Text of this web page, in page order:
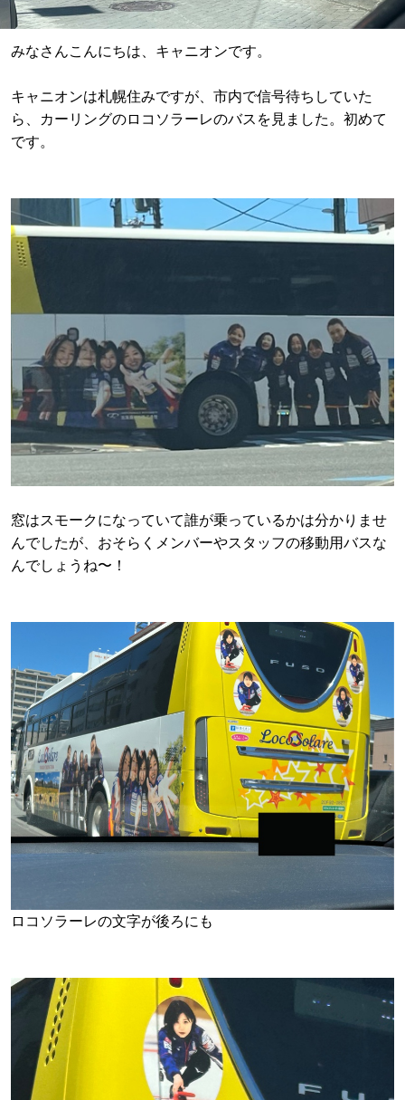
みなさんこんにちは、キャニオンです。
キャニオンは札幌住みですが、市内で信号待ちしていた
ら、カーリングのロコソラーレのバスを見ました。初めて
です。
窓はスモークになっていて誰が乗っているかは分かりませ
んでしたが、おそらくメンバーやスタッフの移動用バスな
んでしょうね〜！
ロコソラーレの文字が後ろにも